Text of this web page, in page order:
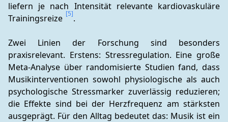
liefern je nach Intensität relevante kardiovaskuläre
Trainingsreize [5].
Zwei Linien der Forschung sind besonders
praxisrelevant. Erstens: Stressregulation. Eine große
Meta-Analyse über randomisierte Studien fand, dass
Musikinterventionen sowohl physiologische als auch
psychologische Stressmarker zuverlässig reduzieren;
die Effekte sind bei der Herzfrequenz am stärksten
ausgeprägt. Für den Alltag bedeutet das: Musik ist ein